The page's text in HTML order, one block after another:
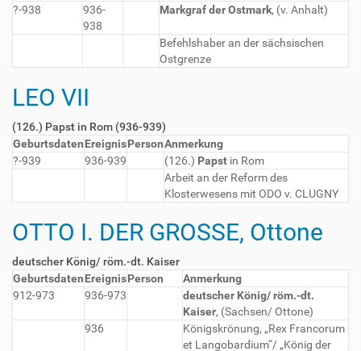
?-938
936-
938
Markgraf der Ostmark, (v. Anhalt)
Befehlshaber an der sächsischen
Ostgrenze
LEO VII
(126.) Papst in Rom (936-939)
GeburtsdatenEreignisPersonAnmerkung
?-939
936-939 (126.) Papst in Rom
Arbeit an der Reform des
Klosterwesens mit ODO v. CLUGNY
OTTO I. DER GROSSE, Ottone
deutscher König/ röm.-dt. Kaiser
GeburtsdatenEreignisPerson
Anmerkung
912-973
936-973
deutscher König/ röm.-dt.
Kaiser, (Sachsen/ Ottone)
936
Königskrönung, „Rex Francorum
et Langobardium“/ „König der